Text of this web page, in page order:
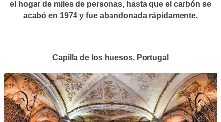
el hogar de miles de personas, hasta que el carbón se
acabó en 1974 y fue abandonada rápidamente.
Capilla de los huesos, Portugal